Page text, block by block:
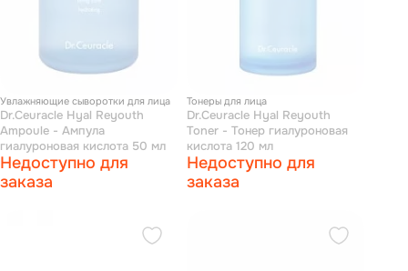
Увлажняющие сыворотки для лица
Dr.Ceuracle Hyal Reyouth
Ampoule - Ампула
гиалуроновая кислота 50 мл
Недоступно для
заказа
Тонеры для лица
Dr.Ceuracle Hyal Reyouth
Toner - Тонер гиалуроновая
кислота 120 мл
Недоступно для
заказа